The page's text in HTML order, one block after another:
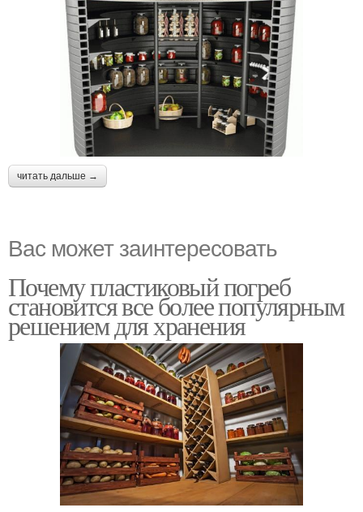
читать дальше →
Вас может заинтересовать
Почему пластиковый погреб
становится все более популярным
решением для хранения